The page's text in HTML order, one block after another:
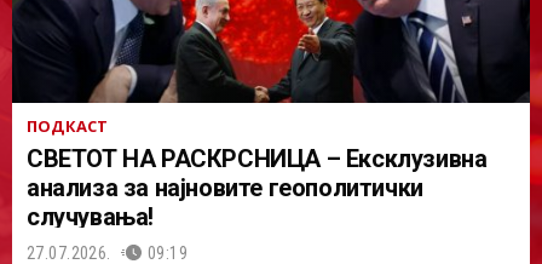
ПОДКАСТ
СВЕТОТ НА РАСКРСНИЦА – Ексклузивна
анализа за најновите геополитички
случувања!
27.07.2026. 09:19